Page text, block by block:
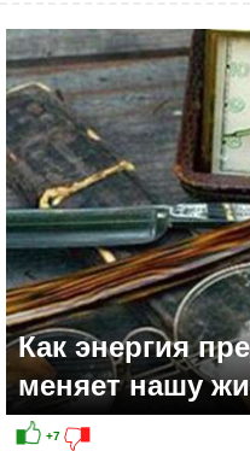
+17
Как энергия
меняет нашу